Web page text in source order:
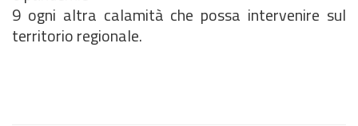
9 ogni altra calamità che possa intervenire sul
territorio regionale.